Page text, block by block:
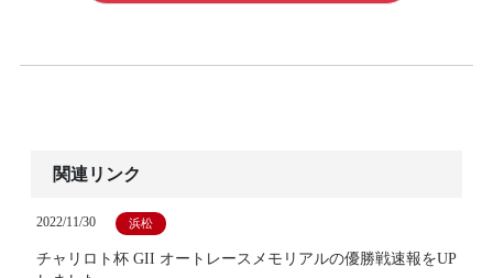
関連リンク
2022/11/30 浜松
チャリロト杯 GII オートレースメモリアルの優勝戦速報をUP